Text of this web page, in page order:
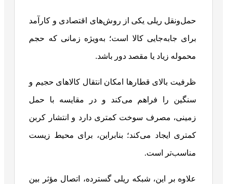
حمل‌ونقل ریلی یکی از روش‌های اقتصادی و کارآمد
برای جابه‌جایی کالا است؛ به‌ویژه زمانی که حجم
محموله زیاد یا مقصد دور باشد.
ظرفیت بالای قطارها امکان انتقال کالاهای حجیم و
سنگین را فراهم می‌کند و در مقایسه با حمل
زمینی، مصرف سوخت کمتری دارد و انتشار کربن
کمتری ایجاد می‌کند؛ بنابراین، برای محیط زیست
مناسب‌تر است.
علاوه بر این، شبکه ریلی گسترده، اتصال مؤثر بین